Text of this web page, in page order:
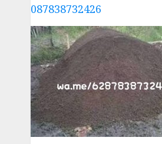
087838732426